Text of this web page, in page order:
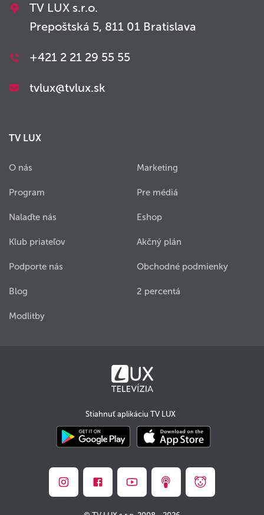
TV LUX s.r.o.
Prepoštská 5, 811 01 Bratislava
+421 2 21 29 55 55
tvlux@tvlux.sk
TV LUX
O nás
Program
Nalaďte nás
Klub priateľov
Podporte nás
Blog
Modlitby
Marketing
Pre médiá
Eshop
Akčný plán
Obchodné podmienky
2 percentá
Stiahnuť aplikáciu TV LUX